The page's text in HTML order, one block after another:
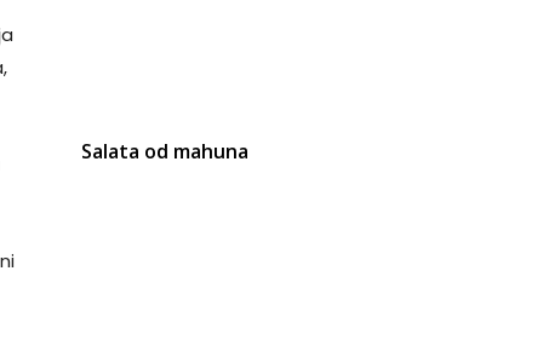
Salata od mahuna